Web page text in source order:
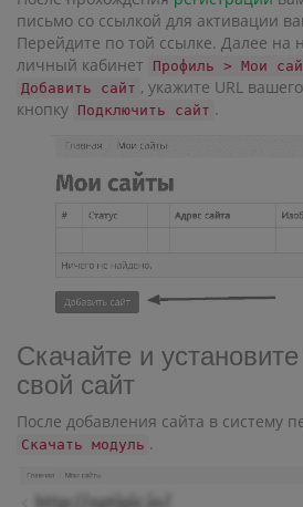
письмо со ссылкой для активации
Перейдите по той ссылке. Далее на
личный кабинет
Профиль > Мои
Добавить сайт , укажите URL
кнопку Подключить сайт .
Скачайте и
свой сайт
После добавления сайта в систему
Скачать модуль .